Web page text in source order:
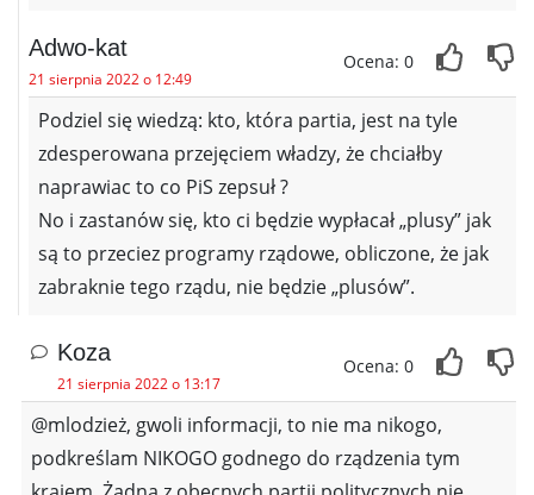
Adwo-kat
21 sierpnia 2022 o 12:49
Ocena: 0
Podziel się wiedzą: kto, która partia, jest na tyle
zdesperowana przejęciem władzy, że chciałby
naprawiac to co PiS zepsuł ?
No i zastanów się, kto ci będzie wypłacał „plusy” jak
są to przeciez programy rządowe, obliczone, że jak
zabraknie tego rządu, nie będzie „plusów”.
Koza
21 sierpnia 2022 o 13:17
Ocena: 0
@mlodzież, gwoli informacji, to nie ma nikogo,
podkreślam NIKOGO godnego do rządzenia tym